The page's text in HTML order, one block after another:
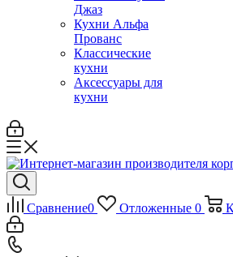
Джаз
Кухни Альфа
Прованс
Классические
кухни
Аксессуары для
кухни
Сравнение0 Отложенные 0